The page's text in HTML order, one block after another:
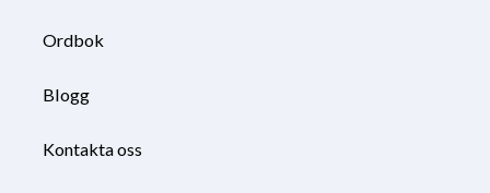
Ordbok
Blogg
Kontakta oss